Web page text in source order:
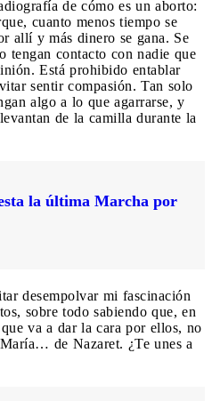
de cómo es un aborto:
cuanto menos tiempo se
allí y más dinero se gana. Se
tengan contacto con nadie que
Está prohibido entablar
sentir compasión. Tan solo
algo a lo que agarrarse, y
de la camilla durante la
la última Marcha por
desempolvar mi fascinación
sobre todo sabiendo que, en
va a dar la cara por ellos, no
de Nazaret. ¿Te unes a